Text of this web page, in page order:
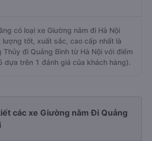
có loại xe Giường nằm đi Hà Nội
lượng tốt, xuất sắc, cao cấp nhất là
Thủy đi Quảng Bình từ Hà Nội với điểm
dựa trên 1 đánh giá của khách hàng).
các xe Giường nằm Đi Quảng